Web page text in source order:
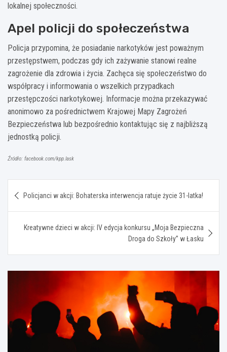
lokalnej społeczności.
Apel policji do społeczeństwa
Policja przypomina, że posiadanie narkotyków jest poważnym
przestępstwem, podczas gdy ich zażywanie stanowi realne
zagrożenie dla zdrowia i życia. Zachęca się społeczeństwo do
współpracy i informowania o wszelkich przypadkach
przestępczości narkotykowej. Informacje można przekazywać
anonimowo za pośrednictwem Krajowej Mapy Zagrożeń
Bezpieczeństwa lub bezpośrednio kontaktując się z najbliższą
jednostką policji.
Źródło: facebook.com/kpp.lask
wpisu
Policjanci w akcji: Bohaterska interwencja ratuje życie 31-latka!
Kreatywne dzieci w akcji: IV edycja konkursu „Moja Bezpieczna
Droga do Szkoły” w Łasku